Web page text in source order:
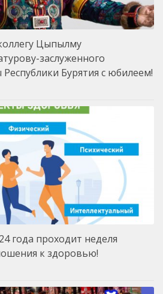
Цыпылму
заслуженного
Бурятия с юбилеем!
года проходит неделя
к здоровью!